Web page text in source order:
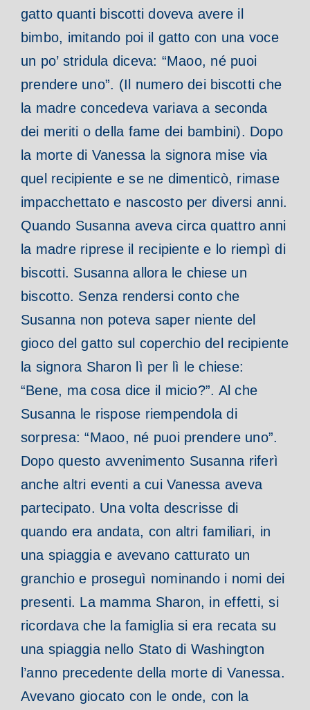
gatto quanti biscotti doveva avere il
bimbo, imitando poi il gatto con una voce
un po’ stridula diceva: “Maoo, né puoi
prendere uno”. (Il numero dei biscotti che
la madre concedeva variava a seconda
dei meriti o della fame dei bambini). Dopo
la morte di Vanessa la signora mise via
quel recipiente e se ne dimenticò, rimase
impacchettato e nascosto per diversi anni.
Quando Susanna aveva circa quattro anni
la madre riprese il recipiente e lo riempì di
biscotti. Susanna allora le chiese un
biscotto. Senza rendersi conto che
Susanna non poteva saper niente del
gioco del gatto sul coperchio del recipiente
la signora Sharon lì per lì le chiese:
“Bene, ma cosa dice il micio?”. Al che
Susanna le rispose riempendola di
sorpresa: “Maoo, né puoi prendere uno”.
Dopo questo avvenimento Susanna riferì
anche altri eventi a cui Vanessa aveva
partecipato. Una volta descrisse di
quando era andata, con altri familiari, in
una spiaggia e avevano catturato un
granchio e proseguì nominando i nomi dei
presenti. La mamma Sharon, in effetti, si
ricordava che la famiglia si era recata su
una spiaggia nello Stato di Washington
l’anno precedente della morte di Vanessa.
Avevano giocato con le onde, con la